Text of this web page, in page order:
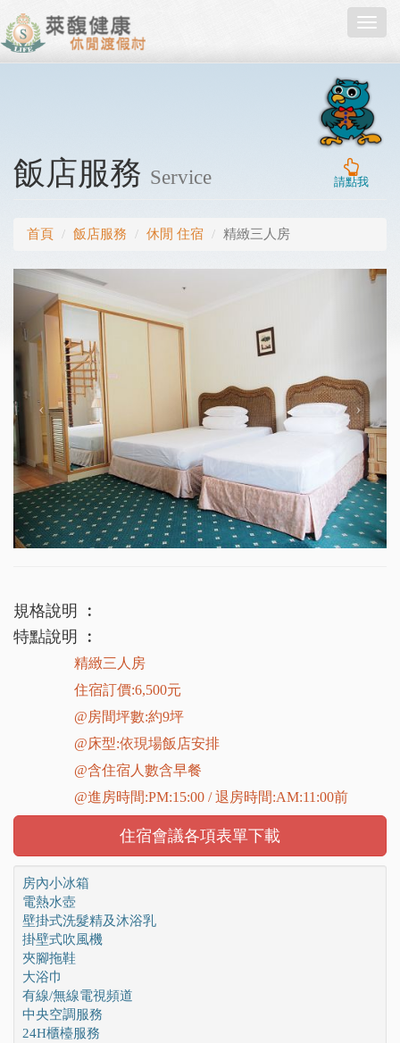
請點我
飯店服務 Service
首頁 飯店服務 休閒 住宿 精緻三人房
規格說明 ︰
特點說明 ︰
精緻三人房
住宿訂價:6,500元
@房間坪數:約9坪
@床型:依現場飯店安排
@含住宿人數含早餐
@進房時間:PM:15:00 /退房時間:AM:11:00前
住宿會議各項表單下載
房內小冰箱
電熱水壺
壁掛式洗髮精及沐浴乳
掛壁式吹風機
夾腳拖鞋
大浴巾
有線/無線電視頻道
中央空調服務
24H櫃檯服務